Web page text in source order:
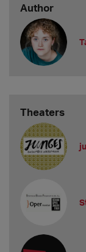
Author
Theaters